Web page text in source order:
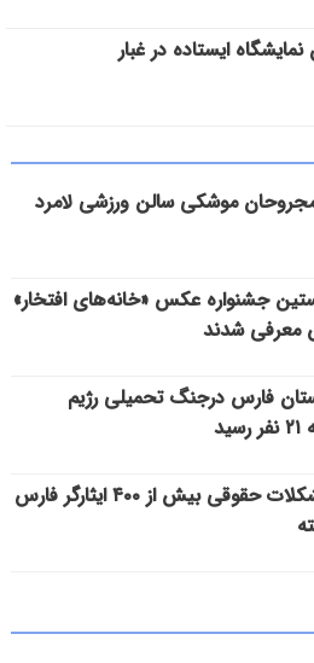
ایستاده در غبار
مجروحان موشکی سالن ورزشی لامرد
جشنواره عکس «خانه‌های افتخار»
معرفی شدند
فارس درجنگ تحمیلی رژیم
رسیدگی به مشکلات حقوقی بیش از ۴۰۰ ایثارگر فارس